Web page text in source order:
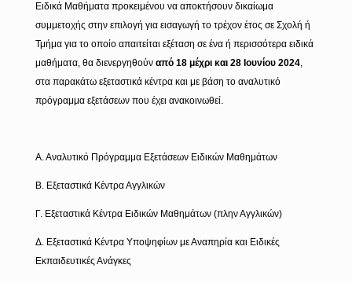
Ειδικά Μαθήματα προκειμένου να αποκτήσουν δικαίωμα
συμμετοχής στην επιλογή για εισαγωγή το τρέχον έτος σε Σχολή ή
Τμήμα για το οποίο απαιτείται εξέταση σε ένα ή περισσότερα ειδικά
μαθήματα, θα διενεργηθούν από 18 μέχρι και 28 Ιουνίου 2024,
στα παρακάτω εξεταστικά κέντρα και με βάση το αναλυτικό
πρόγραμμα εξετάσεων που έχει ανακοινωθεί.
Α. Αναλυτικό Πρόγραμμα Εξετάσεων Ειδικών Μαθημάτων
Β. Εξεταστικά Κέντρα Αγγλικών
Γ. Εξεταστικά Κέντρα Ειδικών Μαθημάτων (πλην Αγγλικών)
Δ. Εξεταστικά Κέντρα Υποψηφίων με Αναπηρία και Ειδικές
Εκπαιδευτικές Ανάγκες